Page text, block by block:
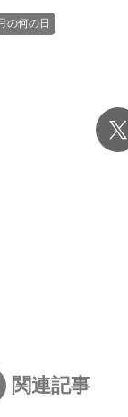
の何の日
関連記事